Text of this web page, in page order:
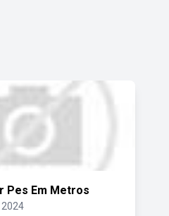
Pes Em Metros